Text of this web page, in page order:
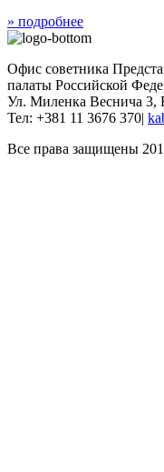
» подробнее
Офис советника
палаты Российской
Ул. Миленка Веснича 3,
Тел: +381 11 3676 370|
Все права защищены